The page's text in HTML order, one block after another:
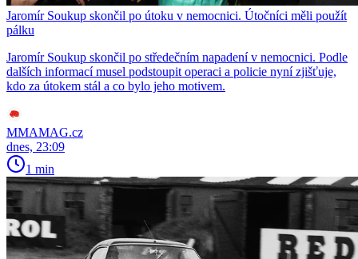
Jaromír Soukup skončil po útoku v nemocnici. Útočníci měli použít
pálku
Jaromír Soukup skončil po středečním napadení v nemocnici. Podle
dalších informací musel podstoupit operaci a policie nyní zjišťuje,
kdo za útokem stál a co bylo jeho motivem.
MMAMAG.cz
dnes, 23:09
1 min